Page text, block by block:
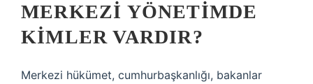
MERKEZI YÖNETIMDE
KIMLER VARDIR?
Merkezi hükümet, cumhurbaşkanlığı, bakanlar